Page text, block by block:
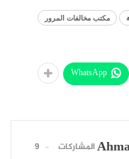
مكتب مخالفات المرور
WhatsApp
9